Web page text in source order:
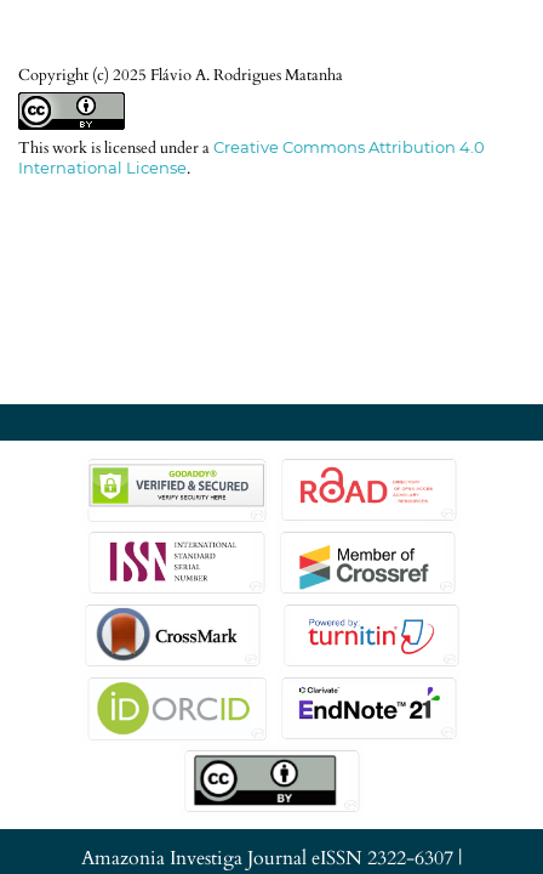
Copyright (c) 2025 Flávio A. Rodrigues Matanha
This work is licensed under aCreative Commons Attribution 4.0
International License.
Amazonia Investiga Journal eISSN 2322-6307 |